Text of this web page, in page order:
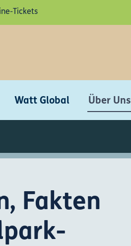
Tickets
Watt Global Über Uns
Fakten